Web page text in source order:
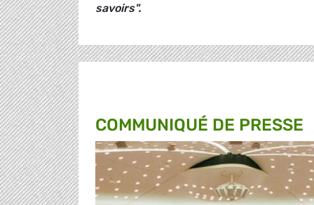
savoirs".
COMMUNIQUÉ DE PRESSE